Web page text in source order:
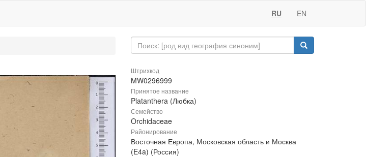
RU EN
Штрихкод
MW0296999
Принятое название
Platanthera (Любка)
Семейство
Orchidaceae
Районирование
Восточная Европа, Московская область и Москва
(E4a) (Россия)